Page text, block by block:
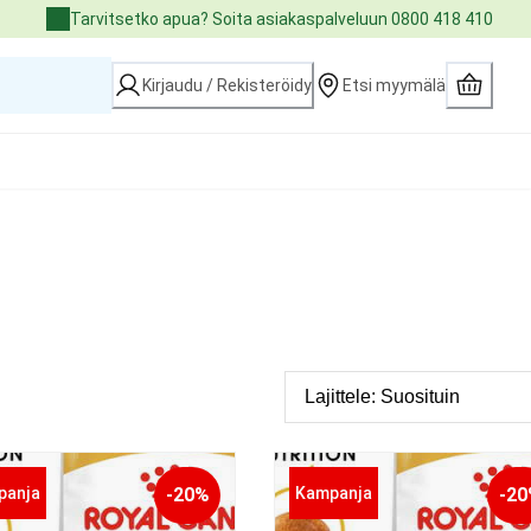
Tarvitsetko apua? Soita asiakaspalveluun 0800 418 410
Kirjaudu / Rekisteröidy Etsi myymälä
-20% Kampanja -